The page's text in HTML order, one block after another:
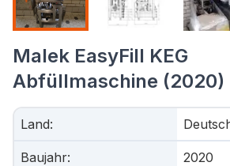
Malek EasyFill KEG
Abfüllmaschine (2020)
Land:
Baujahr: 2020